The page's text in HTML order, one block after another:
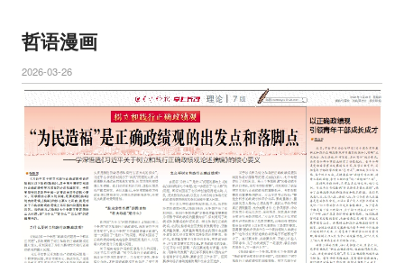
哲语漫画
2026-03-26